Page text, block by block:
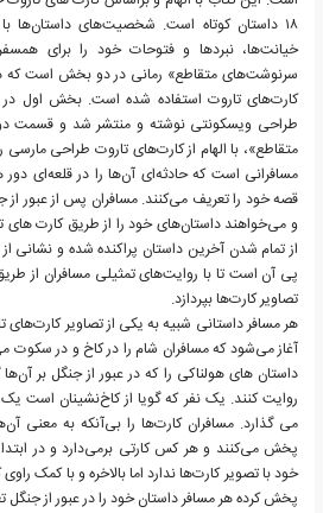
۱۸ داستان کوتاه است. شخصیت‌های داستان‌ها
خیانت‌ها، نبردها و فتوحات خود را برای
سرنوشت‌های متقاطع» رمانی در دو بخش است که
طراحی ویسکونتی نوشته و منتشر شد و قسمت
متقاطع»، با الهام از کارت‌های تاروت طراحی
مسافرانی است که حادثه‌ای آن‌ها را در قلعه‌ای
قصه خود را تعریف می‌کنند. مسافران پس از عبور
و می‌خواهند داستان‌های خود را از طریق کارت های
از تمام شدن آخرین داستان پراکنده شده و نشانی
پی آن است تا با روایت‌های تمثیلی مسافران از
تصاویر کارت‌ها بپردازد.
هر مسافر داستانی شبیه به یکی از تصاویر کارت‌های
آغاز می‌شود که مسافران شام را در کاخ و در سکوت
داستان های هولناکی را که در عبور از جنگل بر
روایت کنند. یک نفر که گویا از کاخ‌نشینان است
می گذارد. مسافران کارت‌ها را بی‌آنکه به معنی
پخش می‌کنند و هر کس کارتی برمی‌دارد و در
خود با تصویر کارت‌ها ندارد اما بالاخره و با کمک
پخش کرده هر مسافر داستان خود را در عبور از